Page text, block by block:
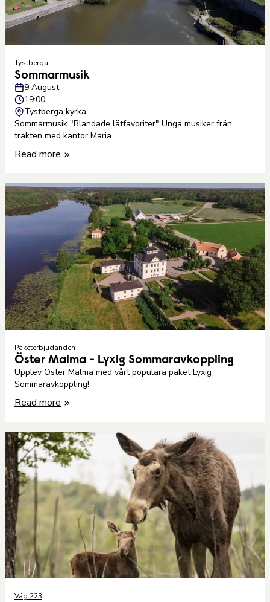
Tystberga
Sommarmusik
9 August
19:00
Tystberga kyrka
Sommarmusik "Blandade låtfavoriter" Unga musiker från
trakten med kantor Maria
Read more
Paketerbjudanden
Öster Malma - Lyxig Sommaravkoppling
Upplev Öster Malma med vårt populära paket Lyxig
Sommaravkoppling!
Read more
Väg 223